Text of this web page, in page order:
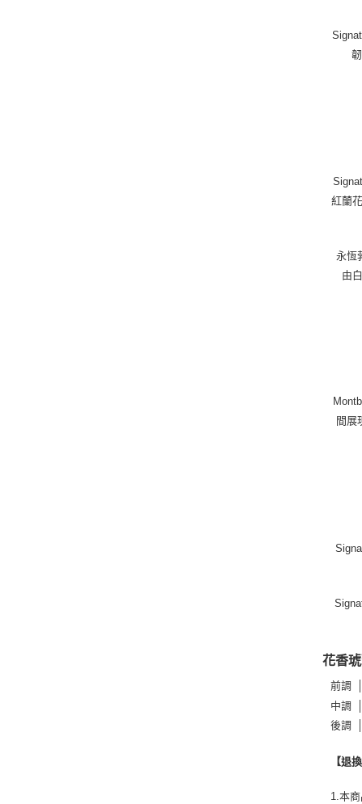
紅蘭
永恆
由
間展
花香
前
中調
後調
【退
1.本